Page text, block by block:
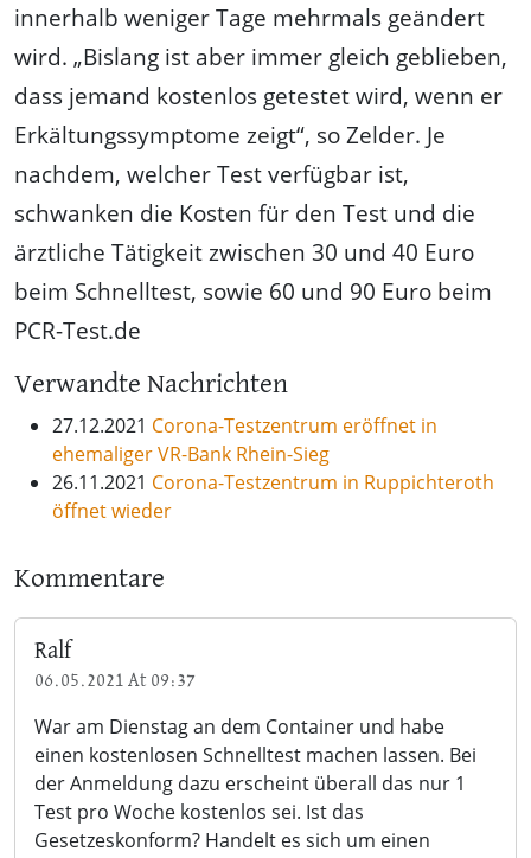
innerhalb weniger Tage mehrmals geändert
wird. „Bislang ist aber immer gleich geblieben,
dass jemand kostenlos getestet wird, wenn er
Erkältungssymptome zeigt“, so Zelder. Je
nachdem, welcher Test verfügbar ist,
schwanken die Kosten für den Test und die
ärztliche Tätigkeit zwischen 30 und 40 Euro
beim Schnelltest, sowie 60 und 90 Euro beim
PCR-Test.de
Verwandte Nachrichten
27.12.2021 Corona-Testzentrum eröffnet in
ehemaliger VR-Bank Rhein-Sieg
26.11.2021 Corona-Testzentrum in Ruppichteroth
öffnet wieder
Kommentare
Ralf
06.05.2021 At 09:37
War am Dienstag an dem Container und habe
einen kostenlosen Schnelltest machen lassen. Bei
der Anmeldung dazu erscheint überall das nur 1
Test pro Woche kostenlos sei. Ist das
Gesetzeskonform? Handelt es sich um einen